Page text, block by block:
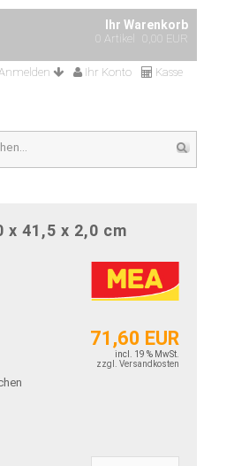
Ihr Warenkorb
0 Artikel 0,00 EUR
Ihr Konto Kasse
41,5 x 2,0 cm
71,60 EUR
incl. 19 % MwSt.
zzgl. Versandkosten